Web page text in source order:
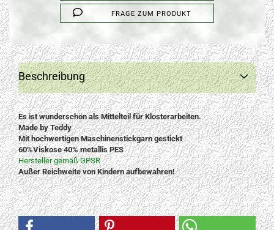
FRAGE ZUM PRODUKT
Beschreibung
Es ist wunderschön als Mittelteil für Klosterarbeiten.
Made by Teddy
Mit hochwertigen Maschinenstickgarn gestickt
60%Viskose 40% metallis PES
Hersteller gemäß GPSR
Außer Reichweite von Kindern aufbewahren!